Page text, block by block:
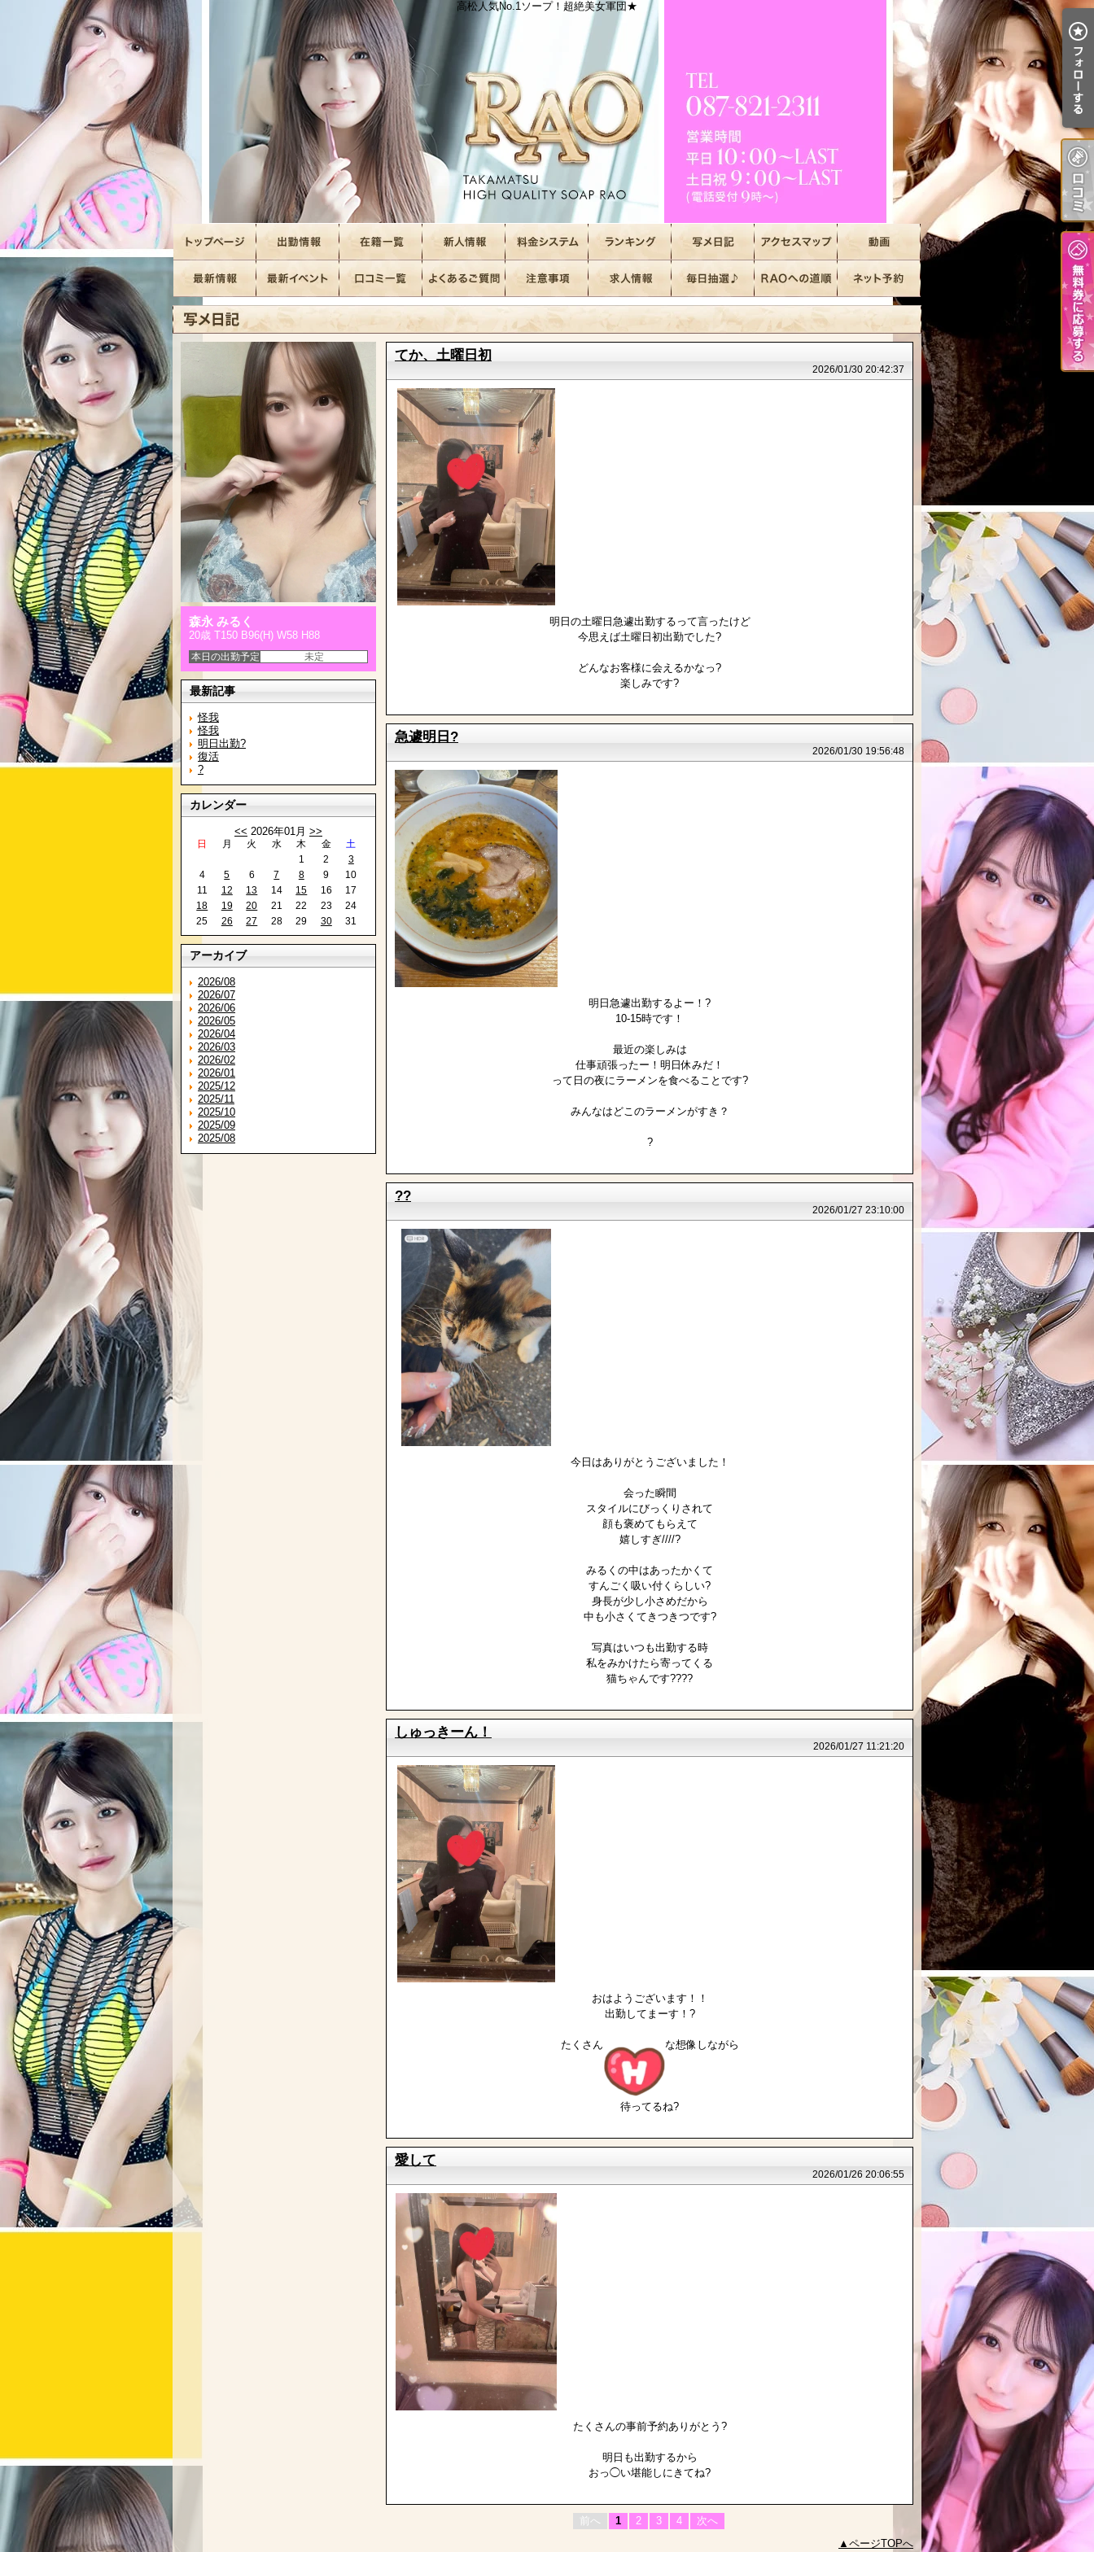
高松人気No.1ソープ！超絶美女軍団★
森永 みるく
20歳 T150 B96(H) W58 H88
本日の出勤予定 未定
最新記事
怪我
怪我
明日出勤?
復活
?
カレンダー
<< 2026年01月 >>
日 月 火 水 木 金
土
1
2
3
4
5 6 7 8 9
10
11
12 13 14 15 16
17
18
19 20 21 22 23
24
25
26 27 28 29 30 31
アーカイブ
2026/08
2026/07
2026/06
2026/05
2026/04
2026/03
2026/02
2026/01
2025/12
2025/11
2025/10
2025/09
2025/08
てか、土曜日初
2026/01/30 20:42:37
明日の土曜日急遽出勤するって言ったけど
今思えば土曜日初出勤でした?
どんなお客様に会えるかなっ?
楽しみです?
急遽明日?
2026/01/30 19:56:48
明日急遽出勤するよー！?
10-15時です！
最近の楽しみは
仕事頑張ったー！明日休みだ！
って日の夜にラーメンを食べることです?
みんなはどこのラーメンがすき？
?
??
2026/01/27 23:10:00
今日はありがとうございました！
会った瞬間
スタイルにびっくりされて
顔も褒めてもらえて
嬉しすぎ////?
みるくの中はあったかくて
すんごく吸い付くらしい?
身長が少し小さめだから
中も小さくてきつきつです?
写真はいつも出勤する時
私をみかけたら寄ってくる
猫ちゃんです????
しゅっきーん！
2026/01/27 11:21:20
おはようございます！！
出勤してまーす！?
たくさん な想像しながら
待ってるね?
愛して
2026/01/26 20:06:55
たくさんの事前予約ありがとう?
明日も出勤するから
おっ◯い堪能しにきてね?
前へ 1 2 3 4
次へ
ページTOPへ